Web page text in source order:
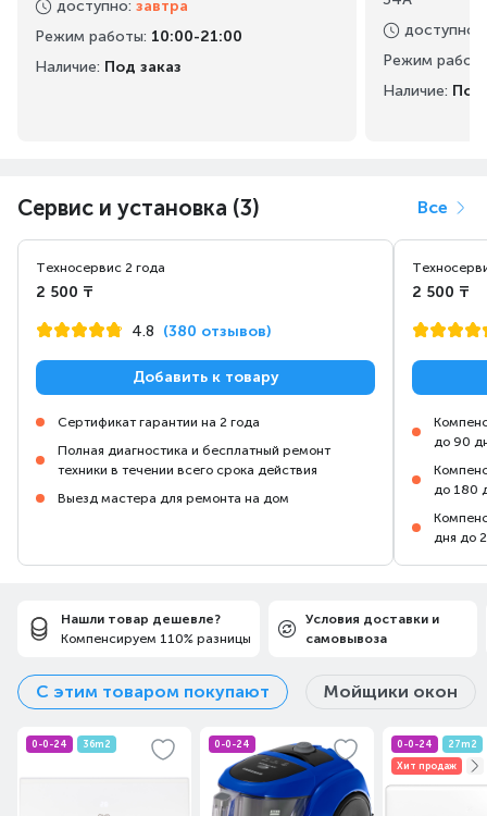
доступно: завтра
Режим работы: 10:00-21:00
Наличие: Под заказ
доступно
Режим
Наличие: Под
Сервис и установка (3) Все
Техносервис 2 года
2 500 ₸
4.8 (380 отзывов)
Добавить к товару
Сертификат гарантии на 2 года
Полная диагностика и бесплатный ремонт
техники в течении всего срока действия
Выезд мастера для ремонта на дом
2 500 ₸
до 90
до 180
дня до
Нашли товар дешевле?
Компенсируем 110% разницы
Условия доставки и
самовывоза
С этим товаром покупают Мойщики окон
0-0-24 36m2 0-0-24 0-0-24
27m2
Хит продаж